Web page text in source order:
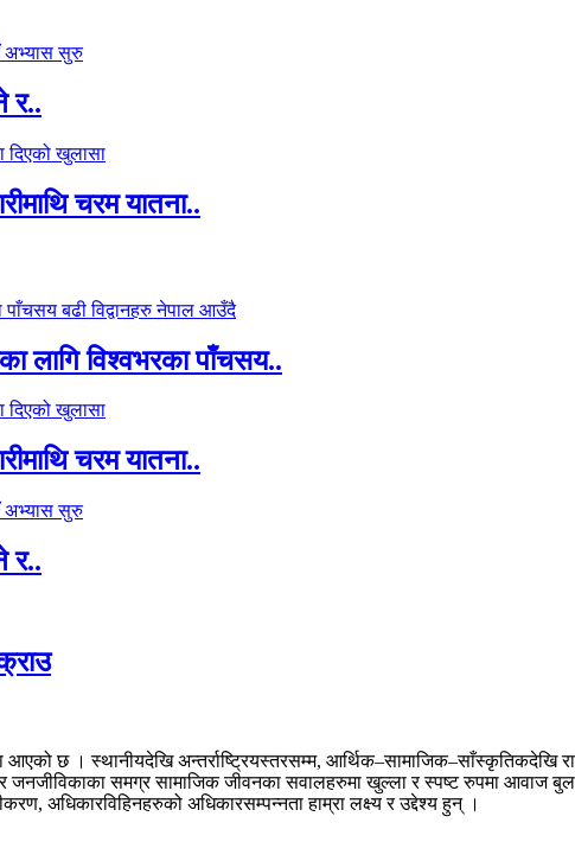
र..
चरम यातना..
लागि विश्वभरका पाँचसय..
चरम यातना..
र..
छ । स्थानीयदेखि अन्तर्राष्ट्रियस्तरसम्म, आर्थिक–सामाजिक–साँस्कृतिकदेखि
र जनजीविकाका समग्र सामाजिक जीवनका सवालहरुमा खुल्ला र स्पष्ट रुपमा आवाज
अधिकारविहिनहरुको अधिकारसम्पन्नता हाम्रा लक्ष्य र उद्देश्य हुन् ।